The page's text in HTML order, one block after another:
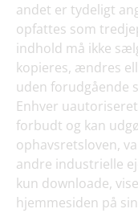
andet er tydeligt
opfattes som
indhold må ikke
kopieres, ændres
uden forudgående
Enhver
forbudt og kan
ophavsretsloven,
andre industrielle
kun downloade,
hjemmesiden på